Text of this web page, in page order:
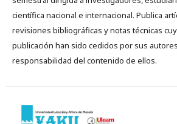
científica nacional e internacional. Publica
revisiones bibliográficas y notas técnicas
publicación han sido cedidos por sus
responsabilidad del contenido de ellos.